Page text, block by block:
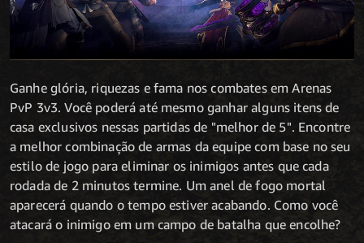
Ganhe glória, riquezas e fama nos combates em Arenas
PvP 3v3. Você poderá até mesmo ganhar alguns itens de
casa exclusivos nessas partidas de "melhor de 5". Encontre
a melhor combinação de armas da equipe com base no seu
estilo de jogo para eliminar os inimigos antes que cada
rodada de 2 minutos termine. Um anel de fogo mortal
aparecerá quando o tempo estiver acabando. Como você
atacará o inimigo em um campo de batalha que encolhe?